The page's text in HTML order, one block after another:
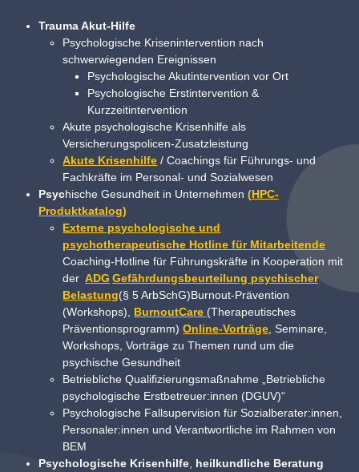
Trauma Akut-Hilfe
Psychologische Krisenintervention nach
schwerwiegenden Ereignissen
Psychologische Akutintervention vor Ort
Psychologische Erstintervention &
Kurzzeitintervention
Akute psychologische Krisenhilfe als
Versicherungspolicen-Zusatzleistung
Akute Krisenhilfe / Coachings für Führungs- und
Fachkräfte im Personal- und Sozialwesen
Psychische Gesundheit in Unternehmen (HPC-
Produktkatalog)
Externe psychologische und
psychotherapeutische Hotline für Mitarbeitende
Coaching-Hotline für Führungskräfte in Kooperation mit
der ADG Gefährdungsbeurteilung psychischer
Belastung(§ 5 ArbSchG)Burnout-Prävention
(Workshops), BurnoutCare (Therapeutisches
Präventionsprogramm)Online-Vorträge , Seminare,
Workshops, Vorträge zu Themen rund um die
psychische Gesundheit
Betriebliche Qualifizierungsmaßnahme „Betriebliche
psychologische Erstbetreuer:innen (DGUV)“
Psychologische Fallsupervision für Sozialberater:innen,
Personaler:innen und Verantwortliche im Rahmen von
BEM
Psychologische Krisenhilfe, heilkundliche Beratung